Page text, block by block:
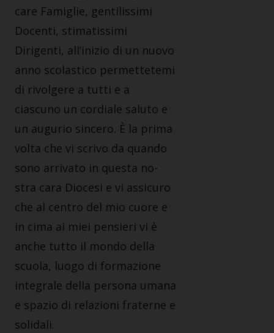
care Famiglie, gentilissimi
Docenti, stimatissimi
Dirigenti, all’inizio di un nuovo
anno scolastico permettetemi
di rivolgere a tutti e a
ciascuno un cordiale saluto e
un augurio sincero. È la prima
volta che vi scrivo da quando
sono arrivato in questa no-
stra cara Diocesi e vi assicuro
che al centro del mio cuore e
in cima ai miei pensieri vi è
anche tutto il mondo della
scuola, luogo di formazione
integrale della persona umana
e spazio di relazioni fraterne e
solidali.